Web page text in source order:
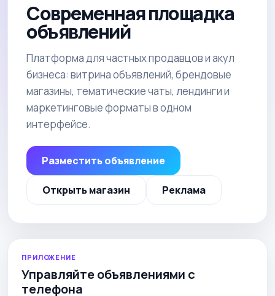
Современная площадка
объявлений
Платформа для частных продавцов и акул
бизнеса: витрина объявлений, брендовые
магазины, тематические чаты, лендинги и
маркетинговые форматы в одном
интерфейсе.
Разместить объявление
Открыть магазин Реклама
ПРИЛОЖЕНИЕ
Управляйте объявлениями с
телефона